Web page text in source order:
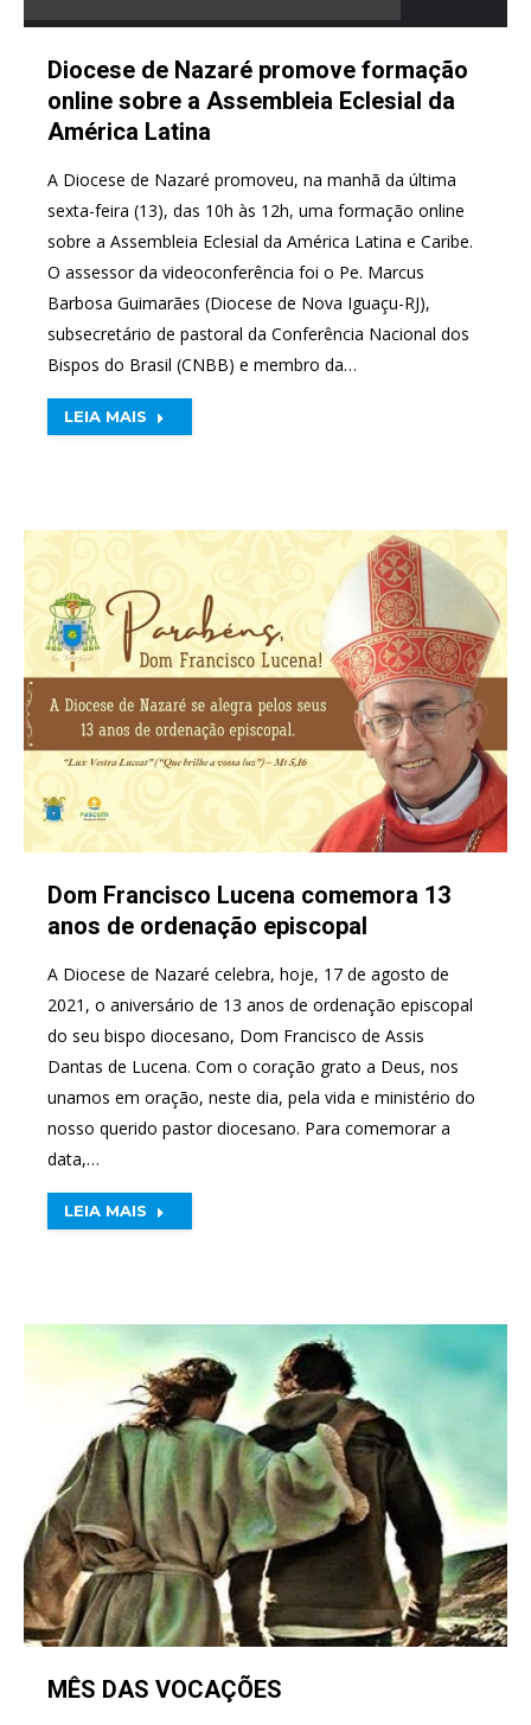
Diocese de Nazaré promove formação
online sobre a Assembleia Eclesial da
América Latina
A Diocese de Nazaré promoveu, na manhã da última
sexta-feira (13), das 10h às 12h, uma formação online
sobre a Assembleia Eclesial da América Latina e Caribe.
O assessor da videoconferência foi o Pe. Marcus
Barbosa Guimarães (Diocese de Nova Iguaçu-RJ),
subsecretário de pastoral da Conferência Nacional dos
Bispos do Brasil (CNBB) e membro da…
LEIA MAIS
Dom Francisco Lucena comemora 13
anos de ordenação episcopal
A Diocese de Nazaré celebra, hoje, 17 de agosto de
2021, o aniversário de 13 anos de ordenação episcopal
do seu bispo diocesano, Dom Francisco de Assis
Dantas de Lucena. Com o coração grato a Deus, nos
unamos em oração, neste dia, pela vida e ministério do
nosso querido pastor diocesano. Para comemorar a
data,…
LEIA MAIS
MÊS DAS VOCAÇÕES